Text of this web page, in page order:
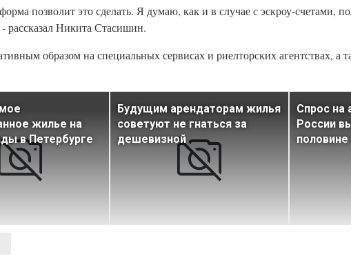
позволит это сделать. Я думаю, как и в случае с эскроу-счетами,
рассказал Никита Стасишин.
образом на специальных сервисах и риелторских агентствах, а
жилье на
в Петербурге
Будущим арендаторам жилья
советуют не гнаться за
дешевизной
Спрос на
России
половине